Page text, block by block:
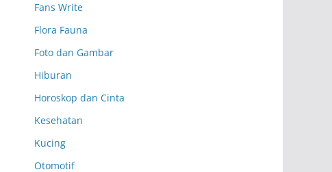
Fans Write
Flora Fauna
Foto dan Gambar
Hiburan
Horoskop dan Cinta
Kesehatan
Kucing
Otomotif